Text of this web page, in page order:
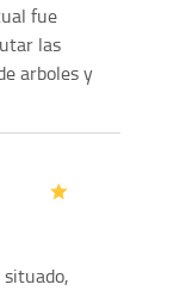
fue
las
arboles y